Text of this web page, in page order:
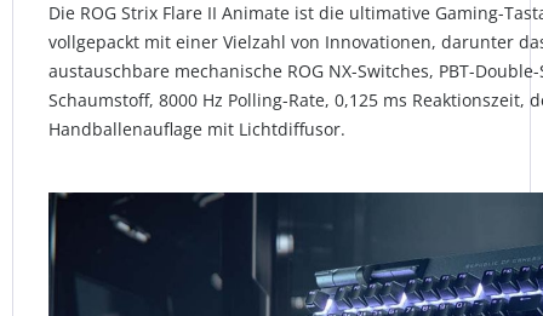
Die ROG Strix Flare II Animate ist die ultimative Gaming-
vollgepackt mit einer Vielzahl von Innovationen, darunter
austauschbare mechanische ROG NX-Switches, PBT-
Schaumstoff, 8000 Hz Polling-Rate, 0,125 ms
Handballenauflage mit Lichtdiffusor.